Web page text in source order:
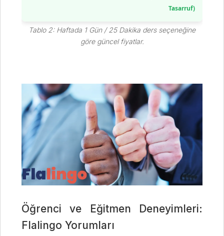
Tasarruf)
Tablo 2: Haftada 1 Gün / 25 Dakika ders seçeneğine
göre güncel fiyatlar.
Öğrenci ve Eğitmen Deneyimleri:
Flalingo Yorumları